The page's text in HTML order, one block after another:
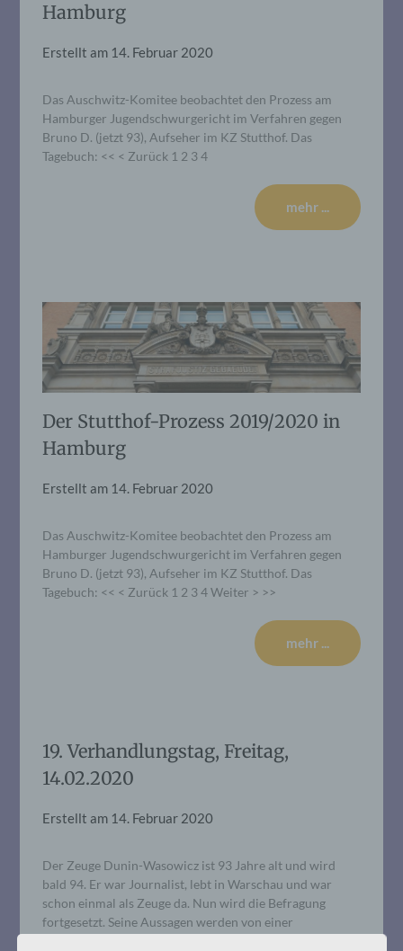
Hamburg
Erstellt am 14. Februar 2020
Das Auschwitz-Komitee beobachtet den Prozess am
Hamburger Jugendschwurgericht im Verfahren gegen
Bruno D. (jetzt 93), Aufseher im KZ Stutthof. Das
Tagebuch: << < Zurück 1 2 3 4
mehr ...
Der Stutthof-Prozess 2019/2020 in
Hamburg
Erstellt am 14. Februar 2020
Das Auschwitz-Komitee beobachtet den Prozess am
Hamburger Jugendschwurgericht im Verfahren gegen
Bruno D. (jetzt 93), Aufseher im KZ Stutthof. Das
Tagebuch: << < Zurück 1 2 3 4 Weiter > >>
mehr ...
19. Verhandlungstag, Freitag,
14.02.2020
Erstellt am 14. Februar 2020
Der Zeuge Dunin-Wasowicz ist 93 Jahre alt und wird
bald 94. Er war Journalist, lebt in Warschau und war
schon einmal als Zeuge da. Nun wird die Befragung
fortgesetzt. Seine Aussagen werden von einer